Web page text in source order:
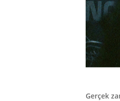
Gerçek